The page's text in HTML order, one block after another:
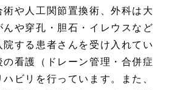
や人工関節置換術、外科は大
んや穿孔・胆石・イレウスなど
する患者さんを受け入れてい
の看護（ドレーン管理・合併症
ビリを行っています。また、